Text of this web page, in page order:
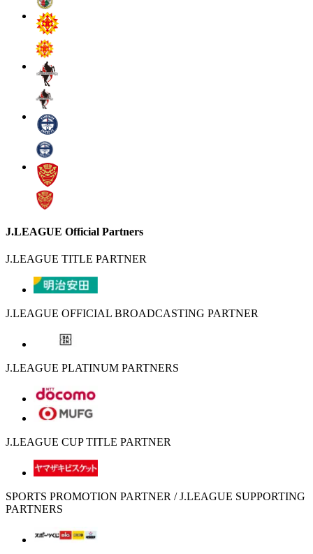
J.LEAGUE Official Partners
J.LEAGUE TITLE PARTNER
J.LEAGUE OFFICIAL BROADCASTING PARTNER
J.LEAGUE PLATINUM PARTNERS
J.LEAGUE CUP TITLE PARTNER
SPORTS PROMOTION PARTNER / J.LEAGUE SUPPORTING
PARTNERS